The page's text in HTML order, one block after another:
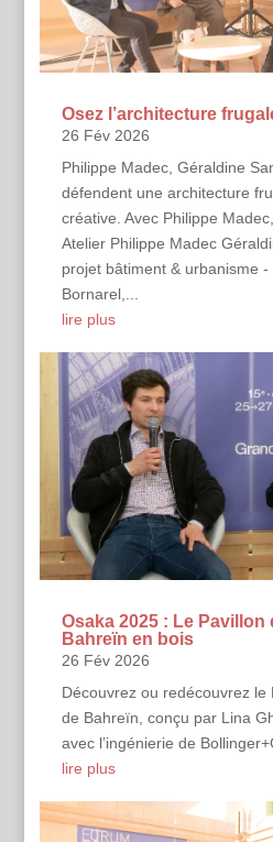
Osez l’architecture
26 Fév 2026
Philippe Madec, Géraldine
défendent une architecture
créative. Avec Philippe
Atelier Philippe Madec
projet bâtiment & urbanisme
Bornarel,...
lire plus
Osaka 2025 : Le Pavillon
Bahreïn en bois
26 Fév 2026
Découvrez ou redécouvrez le
de Bahreïn, conçu par Lina
avec l’ingénierie de
lire plus